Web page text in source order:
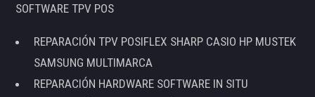
SOFTWARE TPV POS
REPARACIÓN TPV POSIFLEX SHARP CASIO HP MUSTEK
SAMSUNG MULTIMARCA
REPARACIÓN HARDWARE SOFTWARE IN SITU